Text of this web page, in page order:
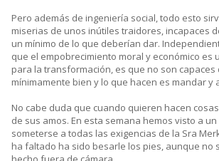
Pero además de ingeniería social, todo esto
miserias de unos inútiles traidores, incapaces
un mínimo de lo que deberían dar.
que el empobrecimiento moral y económico es
para la transformación, es que no son
mínimamente bien y lo que hacen es mandar y
No cabe duda que cuando quieren hacen
de sus amos. En esta semana hemos visto a
someterse a todas las exigencias de la Sra
ha faltado ha sido besarle los pies, aunque no